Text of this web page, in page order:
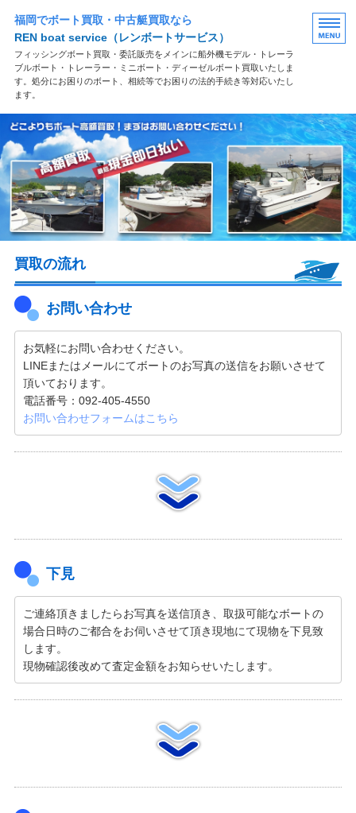
福岡でボート買取・中古艇買取なら
REN boat service（レンボートサービス）
フィッシングボート買取・委託販売をメインに船外機モデル・トレーラ
ブルボート・トレーラー・ミニボート・ディーゼルボート買取いたしま
す。処分にお困りのボート、相続等でお困りの法的手続き等対応いたし
ます。
買取案内
買取の流れ
よくある質問
お問い合わせ
買取の流れ
お問い合わせ
お気軽にお問い合わせください。
LINEまたはメールにてボートのお写真の送信をお願いさせて
頂いております。
電話番号：092-405-4550
お問い合わせフォームはこちら
下見
ご連絡頂きましたらお写真を送信頂き、取扱可能なボートの
場合日時のご都合をお伺いさせて頂き現地にて現物を下見致
します。
現物確認後改めて査定金額をお知らせいたします。